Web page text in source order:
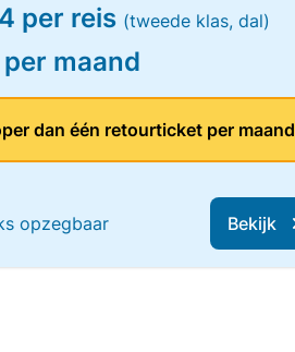
per reis (tweede klas, dal)
maand
dan één retourticket per maand
opzegbaar Bekijk